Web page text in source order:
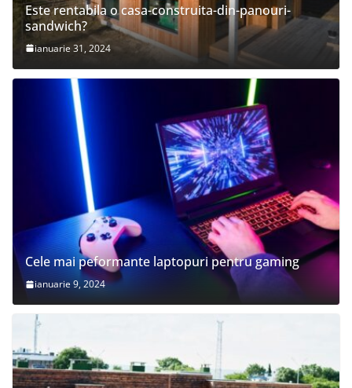
Este rentabila o casa-construita-din-panouri-
sandwich?
ianuarie 31, 2024
Cele mai peformante laptopuri pentru gaming
ianuarie 9, 2024